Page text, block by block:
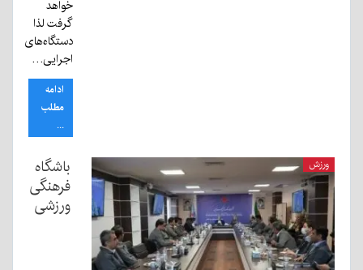
خواهد
گرفت لذا
دستگاه‌های
اجرایی…
ادامه
مطلب
...
ورزش
باشگاه
فرهنگی
ورزشی